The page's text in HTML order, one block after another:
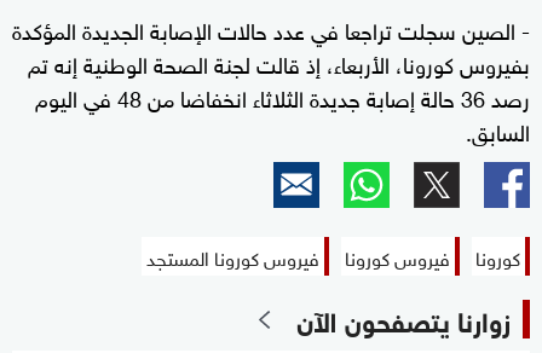
- الصين سجلت تراجعا في عدد حالات الإصابة الجديدة المؤكدة
بفيروس كورونا، الأربعاء، إذ قالت لجنة الصحة الوطنية إنه تم
رصد 36 حالة إصابة جديدة الثلاثاء انخفاضا من 48 في اليوم
السابق.
كورونا فيروس كورونا فيروس كورونا المستجد
زوارنا يتصفحون الآن